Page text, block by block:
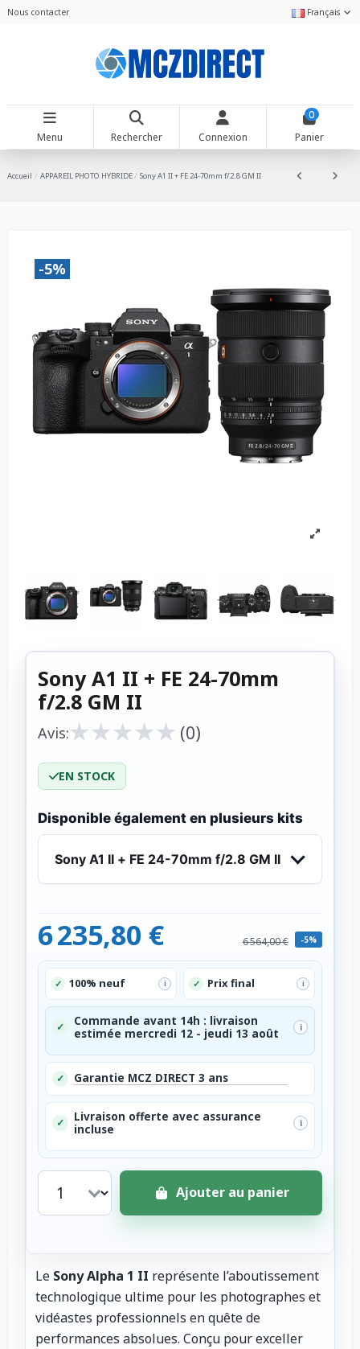
Nous contacter Français
Menu Rechercher Connexion
0
Panier
Accueil APPAREIL PHOTO HYBRIDE Sony A1 II + FE 24-70mm f/2.8 GM II
-5%
Sony A1 II + FE 24-70mm
f/2.8 GM II
Avis:★
★★
★★
★★
★★
★ (0)
EN STOCK
Disponible également en plusieurs kits
Sony A1 II + FE 24-70mm f/2.8 GM II
6 235,80 € 6 564,00 € -5%
✓ 100% neuf i ✓ Prix final i
✓
Commande avant 14h : livraison
estimée mercredi 12 - jeudi 13 août
i
✓ Garantie MCZ DIRECT 3 ans
✓
Livraison offerte avec assurance
incluse
i
Ajouter au panier
Le Sony Alpha 1 II représente l’aboutissement
technologique ultime pour les photographes et
vidéastes professionnels en quête de
performances absolues. Conçu pour exceller